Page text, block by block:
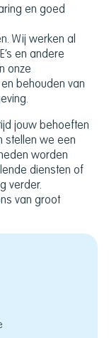
en goed
Wij werken al
en andere
onze
behouden van
jouw behoeften
stellen we een
worden
diensten of
verder.
van groot